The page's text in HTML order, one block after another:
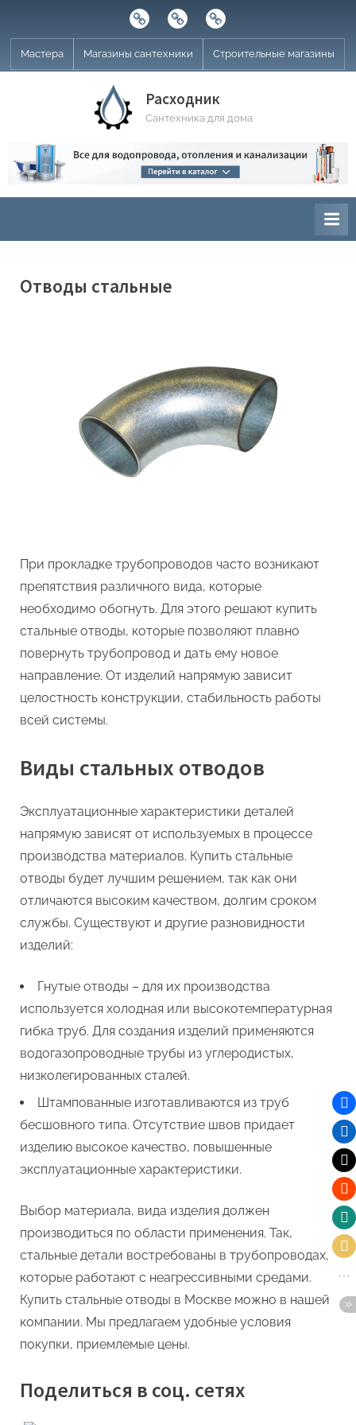
content
Строительные
магазины
МастераМагазины
сантехники
Мастера Магазины сантехники Строительные магазины
Расходник
Сантехника для дома
Отводы стальные
При прокладке трубопроводов часто возникают
препятствия различного вида, которые
необходимо обогнуть. Для этого решают купить
стальные отводы, которые позволяют плавно
повернуть трубопровод и дать ему новое
направление. От изделий напрямую зависит
целостность конструкции, стабильность работы
всей системы.
Виды стальных отводов
Эксплуатационные характеристики деталей
напрямую зависят от используемых в процессе
производства материалов. Купить стальные
отводы будет лучшим решением, так как они
отличаются высоким качеством, долгим сроком
службы. Существуют и другие разновидности
изделий:
Гнутые отводы – для их производства
используется холодная или высокотемпературная
гибка труб. Для создания изделий применяются
водогазопроводные трубы из углеродистых,
низколегированных сталей.
Штампованные изготавливаются из труб
бесшовного типа. Отсутствие швов придает
изделию высокое качество, повышенные
эксплуатационные характеристики.
Выбор материала, вида изделия должен
производиться по области применения. Так,
стальные детали востребованы в трубопроводах,
которые работают с неагрессивными средами.
Купить стальные отводы в Москве можно в нашей
компании. Мы предлагаем удобные условия
покупки, приемлемые цены.
Поделиться в соц. сетях